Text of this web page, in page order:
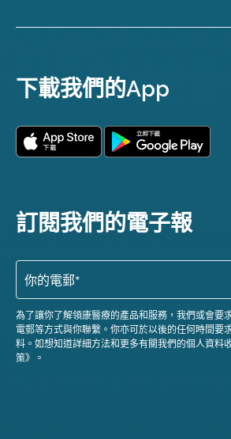
下載我們的App
訂閱我們的電子報
為了讓你了解領康醫療的產品和服務，我們或會要
電郵等方式與你聯繫。你亦可於以後的任何時間要
料。如想知道詳細方法和更多有關我們的個人資料
策》。